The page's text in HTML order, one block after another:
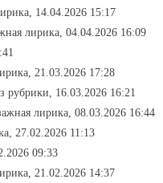
14.04.2026 15:17
лирика, 04.04.2026 16:09
21.03.2026 17:28
рубрики, 16.03.2026 16:21
лирика, 08.03.2026 16:44
27.02.2026 11:13
09:33
21.02.2026 14:37